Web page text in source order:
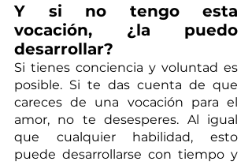
Y si no tengo esta
vocación, ¿la puedo
desarrollar?
Si tienes conciencia y voluntad es
posible. Si te das cuenta de que
careces de una vocación para el
amor, no te desesperes. Al igual
que cualquier habilidad, esto
puede desarrollarse con tiempo y